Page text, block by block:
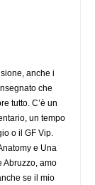
anche i
che
tutto. C’è un
un tempo
o il GF Vip.
e Una
Abruzzo, amo
se il mio